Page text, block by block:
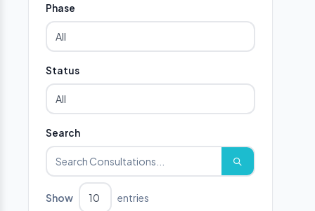
Phase
Status
Search
Show entries